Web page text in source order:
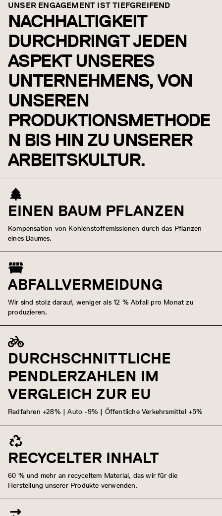
UNSER ENGAGEMENT IST TIEFGREIFEND
NACHHALTIGKEIT
DURCHDRINGT JEDEN
ASPEKT UNSERES
UNTERNEHMENS, VON
UNSEREN
PRODUKTIONSMETHODE
N BIS HIN ZU UNSERER
ARBEITSKULTUR.
EINEN BAUM PFLANZEN
Kompensation von Kohlenstoffemissionen durch das Pflanzen
eines Baumes.
ABFALLVERMEIDUNG
Wir sind stolz darauf, weniger als 12 % Abfall pro Monat zu
produzieren.
DURCHSCHNITTLICHE
PENDLERZAHLEN IM
VERGLEICH ZUR EU
Radfahren +28% | Auto -9% | Öffentliche Verkehrsmittel +5%
RECYCELTER INHALT
60 % und mehr an recyceltem Material, das wir für die
Herstellung unserer Produkte verwenden.